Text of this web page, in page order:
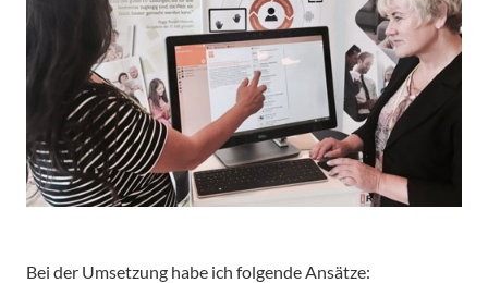
Bei der Umsetzung habe ich folgende Ansätze: